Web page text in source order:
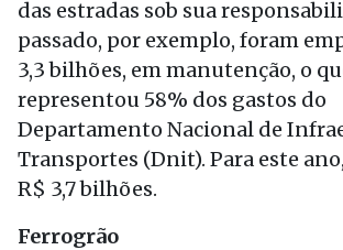
das estradas sob sua
passado, por exemplo, foram
3,3 bilhões, em manutenção, o
representou 58% dos gastos do
Departamento Nacional de
Transportes (Dnit). Para este
R$ 3,7 bilhões.
Ferrogrão